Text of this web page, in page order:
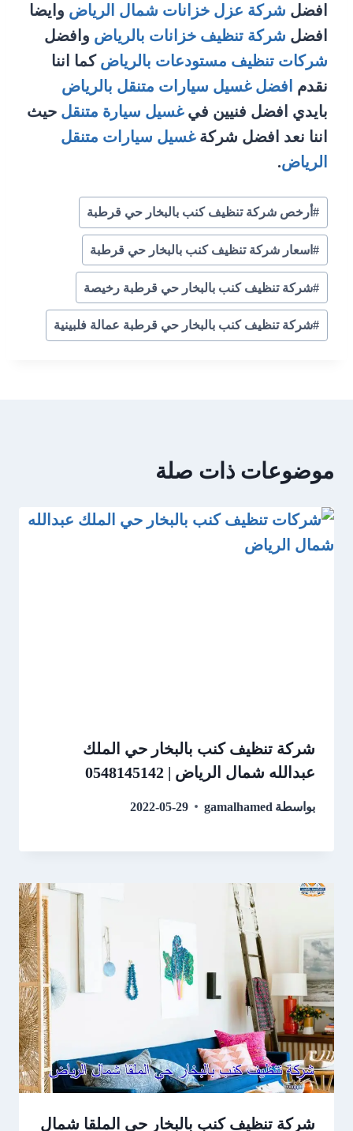
افضل شركة عزل خزانات شمال الرياض وايضا
افضل شركة تنظيف خزانات بالرياض وافضل
شركات تنظيف مستودعات بالرياض كما اننا
نقدم افضل غسيل سيارات متنقل بالرياض
بايدي افضل فنيين فيغسيل سيارة متنقل حيث
اننا نعد افضل شركةغسيل سيارات متنقل
الرياض.
وسوم
المقال:
#أرخص شركة تنظيف كنب بالبخار حي قرطبة
#اسعار شركة تنظيف كنب بالبخار حي قرطبة
#شركة تنظيف كنب بالبخار حي قرطبة رخيصة
#شركة تنظيف كنب بالبخار حي قرطبة عمالة فلبينية
موضوعات ذات صلة
شركة تنظيف كنب بالبخار حي الملك
عبدالله شمال الرياض | 0548145142
بواسطة gamalhamed
2022-05-29
شركة تنظيف كنب بالبخار حي الملقا شمال